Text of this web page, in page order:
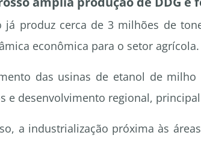
já produz cerca de 3 milhões de
econômica para o setor agrícola.
das usinas de etanol de
e desenvolvimento regional,
a industrialização próxima às